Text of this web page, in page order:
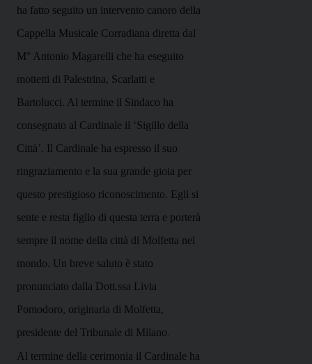
ha fatto seguito un intervento canoro della
Cappella Musicale Corradiana diretta dal
M° Antonio Magarelli che ha eseguito
mottetti di Palestrina, Scarlatti e
Bartolucci. Al termine il Sindaco ha
consegnato al Cardinale il ‘Sigillo della
Città’. Il Cardinale ha espresso il suo
ringraziamento e la sua grande gioia per
questo prestigioso riconoscimento. Egli si
sente e resta figlio di questa terra e porterà
sempre il nome della città di Molfetta nel
mondo. Un breve saluto è stato
pronunciato dalla Dott.ssa Livia
Pomodoro, originaria di Molfetta,
presidente del Tribunale di Milano
Al termine della cerimonia il Cardinale ha